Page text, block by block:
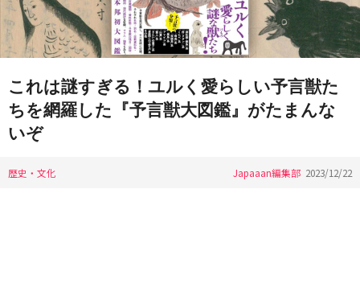
これは謎すぎる！ユルく愛らしい予言獣た
ちを網羅した『予言獣大図鑑』がたまんな
いぞ
歴史・文化 Japaaan編集部 2023/12/22